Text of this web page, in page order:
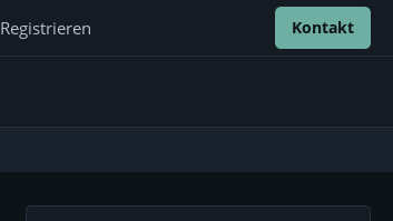
Registrieren Kontakt